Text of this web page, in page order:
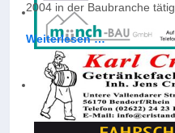
2004 in der Baubranche tätig.
Weiterlesen …